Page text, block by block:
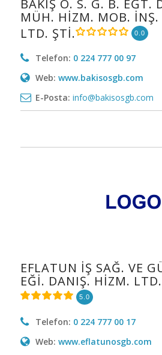
BAKIŞ O. S. G. B. EĞT.
MÜH. HİZM. MOB. İNŞ.
LTD. ŞTİ.
0.0
Telefon: 0 224 777 00 97
Web: www.bakisosgb.com
E-Posta: info@bakisosgb.com
EFLATUN İŞ SAĞ. VE
EĞİ. DANIŞ. HİZM.
5.0
Telefon: 0 224 777 00 17
Web: www.eflatunosgb.com